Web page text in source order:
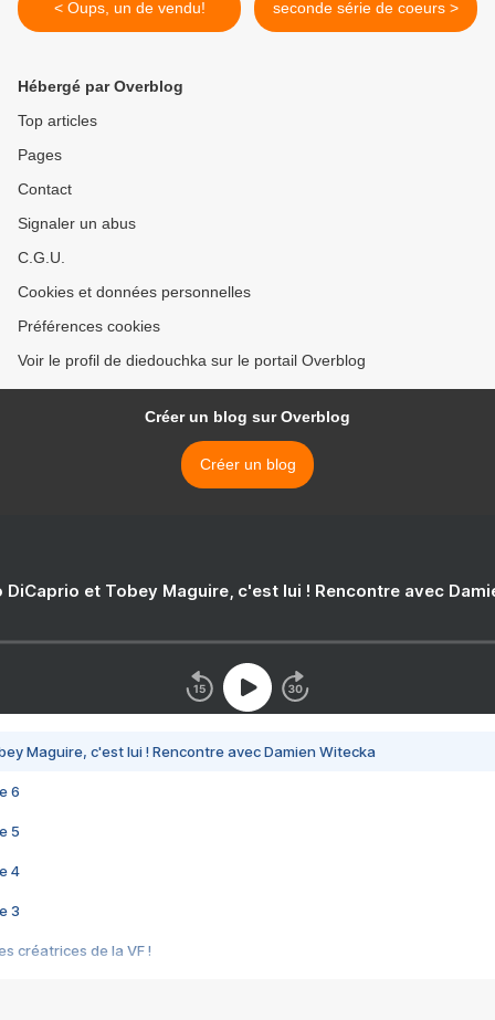
< Oups, un de vendu! seconde série de coeurs >
Hébergé par Overblog
Top articles
Pages
Contact
Signaler un abus
C.G.U.
Cookies et données personnelles
Préférences cookies
Voir le profil de diedouchka sur le portail Overblog
Créer un blog sur Overblog
Créer un blog
DiCaprio et Tobey Maguire, c'est lui ! Rencontre avec
Maguire, c'est lui ! Rencontre avec Damien Witecka
6
5
4
3
créatrices de la VF !